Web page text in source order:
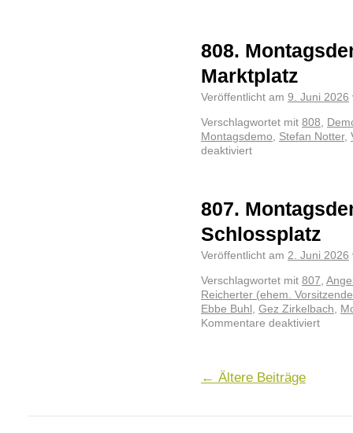
808.
Marktplatz
Veröffentlicht am 9. Juni 2026
Verschlagwortet mit 808,
Montagsdemo, Stefan Notter,
deaktiviert
807.
Schlossplatz
Veröffentlicht am 2. Juni 2026
Verschlagwortet mit 807,
Reicherter (ehem.
Ebbe Buhl , Gez Zirkelbach,
Kommentare deaktiviert
← Ältere Beiträge